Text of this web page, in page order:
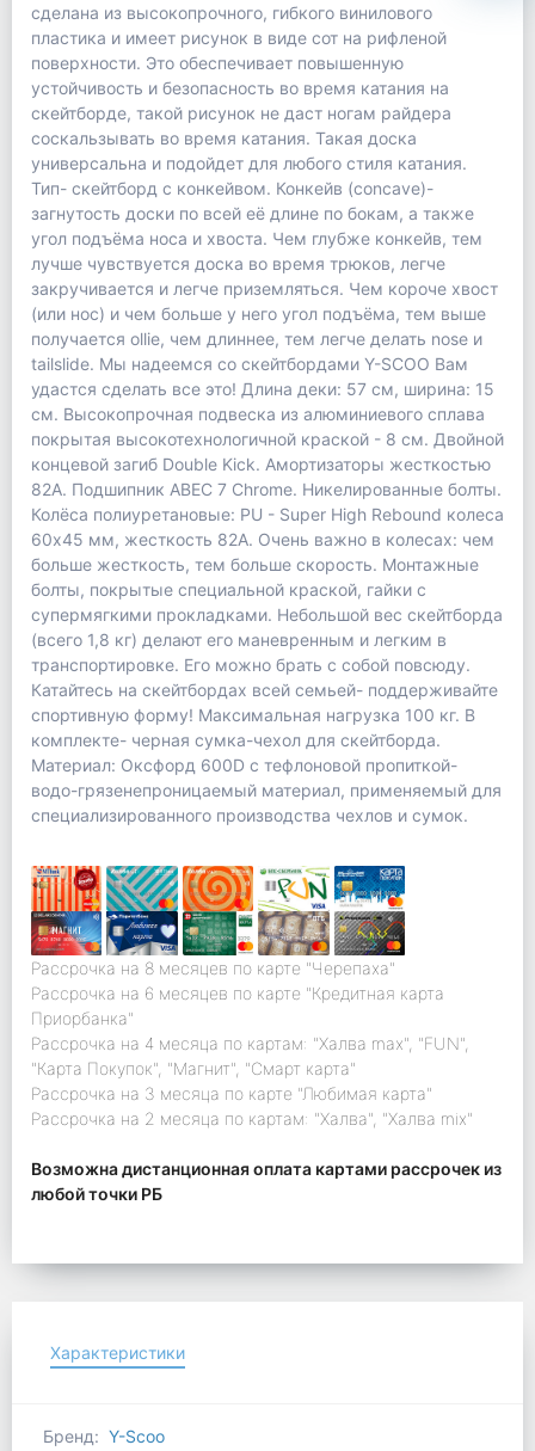
сделана из высокопрочного, гибкого винилового
пластика и имеет рисунок в виде сот на рифленой
поверхности. Это обеспечивает повышенную
устойчивость и безопасность во время катания на
скейтборде, такой рисунок не даст ногам райдера
соскальзывать во время катания. Такая доска
универсальна и подойдет для любого стиля катания.
Тип- скейтборд с конкейвом. Конкейв (concave)-
загнутость доски по всей её длине по бокам, а также
угол подъёма носа и хвоста. Чем глубже конкейв, тем
лучше чувствуется доска во время трюков, легче
закручивается и легче приземляться. Чем короче хвост
(или нос) и чем больше у него угол подъёма, тем выше
получается ollie, чем длиннее, тем легче делать nose и
tailslide. Мы надеемся со скейтбордами Y-SCOO Вам
удастся сделать все это! Длина деки: 57 см, ширина: 15
см. Высокопрочная подвеска из алюминиевого сплава
покрытая высокотехнологичной краской - 8 см. Двойной
концевой загиб Double Kick. Амортизаторы жесткостью
82А. Подшипник ABEC 7 Chrome. Никелированные болты.
Колёса полиуретановые: PU - Super High Rebound колеса
60х45 мм, жесткость 82А. Очень важно в колесах: чем
больше жесткость, тем больше скорость. Монтажные
болты, покрытые специальной краской, гайки с
супермягкими прокладками. Небольшой вес скейтборда
(всего 1,8 кг) делают его маневренным и легким в
транспортировке. Его можно брать с собой повсюду.
Катайтесь на скейтбордах всей семьей- поддерживайте
спортивную форму! Максимальная нагрузка 100 кг. В
комплекте- черная сумка-чехол для скейтборда.
Материал: Оксфорд 600D с тефлоновой пропиткой-
водо-грязенепроницаемый материал, применяемый для
специализированного производства чехлов и сумок.
Рассрочка на 8 месяцев по карте "Черепаха"
Рассрочка на 6 месяцев по карте "Кредитная карта
Приорбанка"
Рассрочка на 4 месяца по картам: "Халва max", "FUN",
"Карта Покупок", "Магнит", "Смарт карта"
Рассрочка на 3 месяца по карте "Любимая карта"
Рассрочка на 2 месяца по картам: "Халва", "Халва mix"
Возможна дистанционная оплата картами рассрочек из
любой точки РБ
Характеристики
Бренд: Y-Scoo